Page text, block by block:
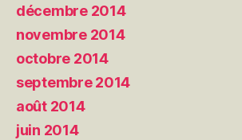
décembre 2014
novembre 2014
octobre 2014
septembre 2014
août 2014
juin 2014